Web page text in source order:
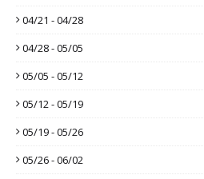
04/21 - 04/28
04/28 - 05/05
05/05 - 05/12
05/12 - 05/19
05/19 - 05/26
05/26 - 06/02